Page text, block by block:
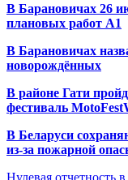
В Барановичах 26
плановых работ A1
В Барановичах
новорождённых
В районе Гати
фестиваль
В Беларуси
из-за пожарной
Нулевая отчетность